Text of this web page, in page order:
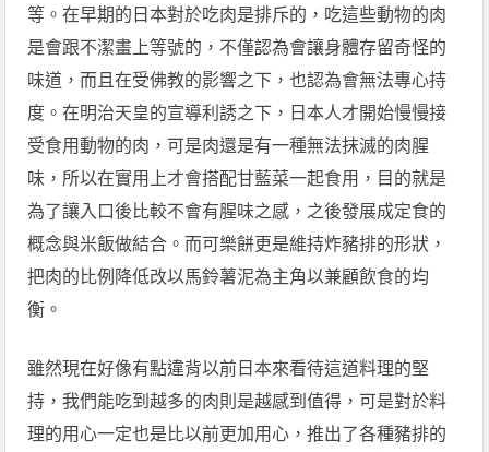
等。在早期的日本對於吃肉是排斥的，吃這些動物的肉
是會跟不潔畫上等號的，不僅認為會讓身體存留奇怪的
味道，而且在受佛教的影響之下，也認為會無法專心持
度。在明治天皇的宣導利誘之下，日本人才開始慢慢接
受食用動物的肉，可是肉還是有一種無法抹滅的肉腥
味，所以在實用上才會搭配甘藍菜一起食用，目的就是
為了讓入口後比較不會有腥味之感，之後發展成定食的
概念與米飯做結合。而可樂餅更是維持炸豬排的形狀，
把肉的比例降低改以馬鈴薯泥為主角以兼顧飲食的均
衡。
雖然現在好像有點違背以前日本來看待這道料理的堅
持，我們能吃到越多的肉則是越感到值得，可是對於料
理的用心一定也是比以前更加用心，推出了各種豬排的